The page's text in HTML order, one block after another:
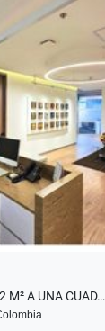
M² A UNA CUAD…